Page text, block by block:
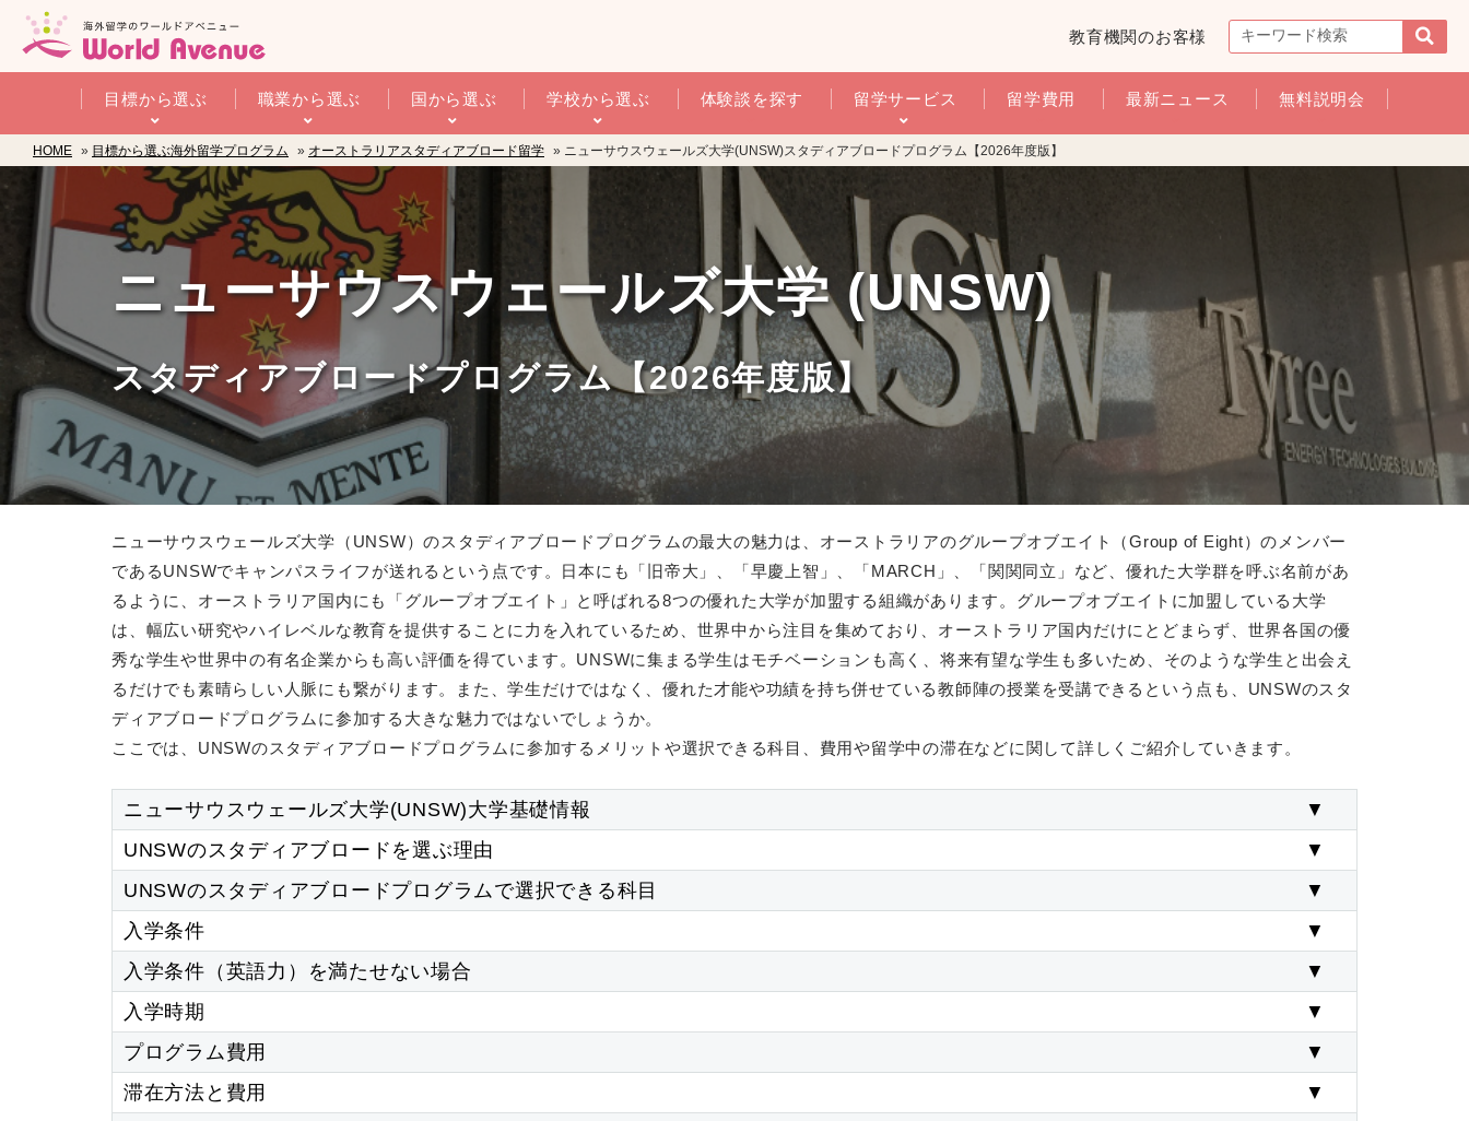
教育機関のお客様
目標から選ぶ 職業から選ぶ 国から選ぶ 学校から選ぶ 体験談を探す 留学サービス 留学費用 最新ニュース 無料説明会
HOME » 目標から選ぶ海外留学プログラム » オーストラリアスタディアブロード留学 » ニューサウスウェールズ大学(UNSW)スタディアブロードプログラム【2026年度版】
ニューサウスウェールズ大学 (UNSW)
スタディアブロードプログラム【2026年度版】
ニューサウスウェールズ大学（UNSW）のスタディアブロードプログラムの最大の魅力は、オーストラリアのグループオブエイト（Group of Eight）のメンバー
であるUNSWでキャンパスライフが送れるという点です。日本にも「旧帝大」、「早慶上智」、「MARCH」、「関関同立」など、優れた大学群を呼ぶ名前があ
るように、オーストラリア国内にも「グループオブエイト」と呼ばれる8つの優れた大学が加盟する組織があります。グループオブエイトに加盟している大学
は、幅広い研究やハイレベルな教育を提供することに力を入れているため、世界中から注目を集めており、オーストラリア国内だけにとどまらず、世界各国の優
秀な学生や世界中の有名企業からも高い評価を得ています。UNSWに集まる学生はモチベーションも高く、将来有望な学生も多いため、そのような学生と出会え
るだけでも素晴らしい人脈にも繋がります。また、学生だけではなく、優れた才能や功績を持ち併せている教師陣の授業を受講できるという点も、UNSWのスタ
ディアブロードプログラムに参加する大きな魅力ではないでしょうか。
ここでは、UNSWのスタディアブロードプログラムに参加するメリットや選択できる科目、費用や留学中の滞在などに関して詳しくご紹介していきます。
ニューサウスウェールズ大学(UNSW)大学基礎情報
▼
UNSWのスタディアブロードを選ぶ理由
▼
UNSWのスタディアブロードプログラムで選択できる科目
▼
入学条件
▼
入学条件（英語力）を満たせない場合
▼
入学時期
▼
プログラム費用
▼
滞在方法と費用
▼